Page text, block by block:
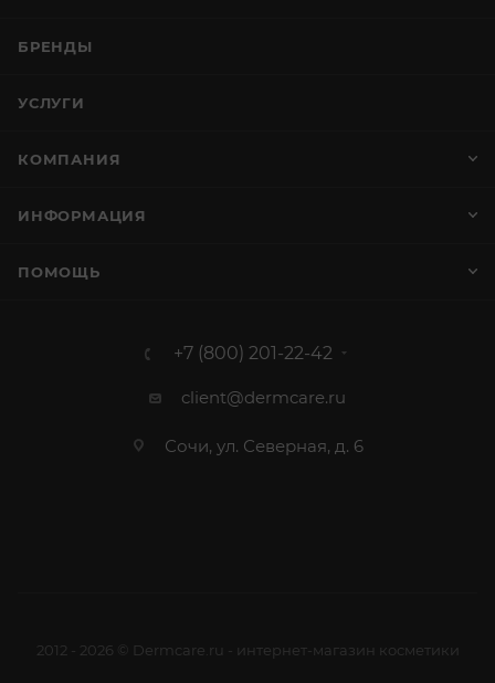
БРЕНДЫ
УСЛУГИ
КОМПАНИЯ
ИНФОРМАЦИЯ
ПОМОЩЬ
+7 (800) 201-22-42
client@dermcare.ru
Сочи, ул. Северная, д. 6
2012 - 2026 © Dermcare.ru - интернет-магазин косметики